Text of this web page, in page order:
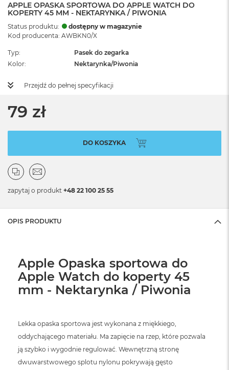
APPLE OPASKA SPORTOWA DO APPLE WATCH DO
KOPERTY 45 MM - NEKTARYNKA / PIWONIA
Status produktu:
dostępny w magazynie
Kod producenta: AWBKN0/X
Typ
Pasek do zegarka
Kolor
Nektarynka/Piwonia
Przejdź do pełnej specyfikacji
79 zł
DO KOSZYKA
zapytaj o produkt +48 22 100 25 55
OPIS PRODUKTU
Apple Opaska sportowa do
Apple Watch do koperty 45
mm - Nektarynka / Piwonia
Lekka opaska sportowa jest wykonana z miękkiego,
oddychającego materiału. Ma zapięcie na rzep, które pozwala
ją szybko i wygodnie regulować. Wewnętrzną stronę
dwuwarstwowego splotu nylonu pokrywają gęsto